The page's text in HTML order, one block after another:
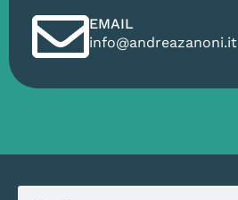
EMAIL
info@andreazanoni.it